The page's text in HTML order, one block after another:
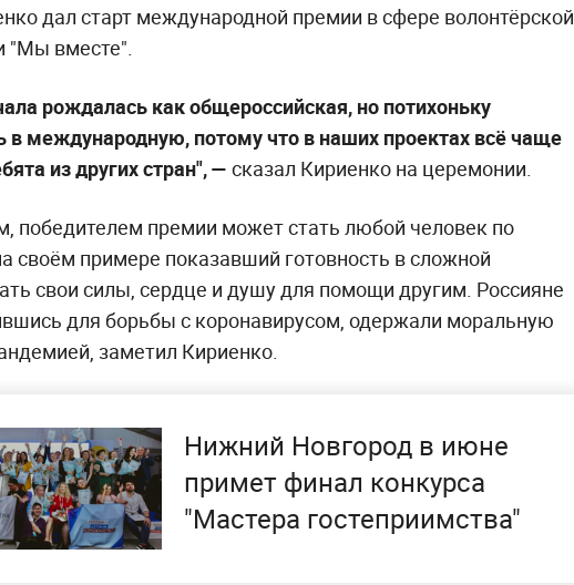
дал старт международной премии в сфере волонтёрской
"Мы вместе".
рождалась как общероссийская, но потихоньку
в международную, потому что в наших проектах всё чаще
из других стран", — сказал Кириенко на церемонии.
победителем премии может стать любой человек по
своём примере показавший готовность в сложной
свои силы, сердце и душу для помощи другим. Россияне
для борьбы с коронавирусом, одержали моральную
заметил Кириенко.
Нижний Новгород в июне
примет финал конкурса
"Мастера гостеприимства"